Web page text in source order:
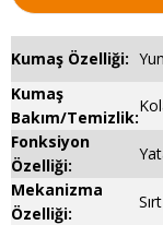
Kumaş Özelliği:
Kumaş
Bakım/Temizlik:
Fonksiyon
Özelliği:
Mekanizma
Özelliği: